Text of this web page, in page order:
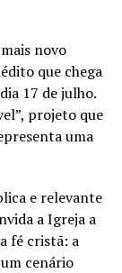
novo
que chega
17 de julho.
projeto que
uma
e relevante
a Igreja a
fé cristã: a
cenário